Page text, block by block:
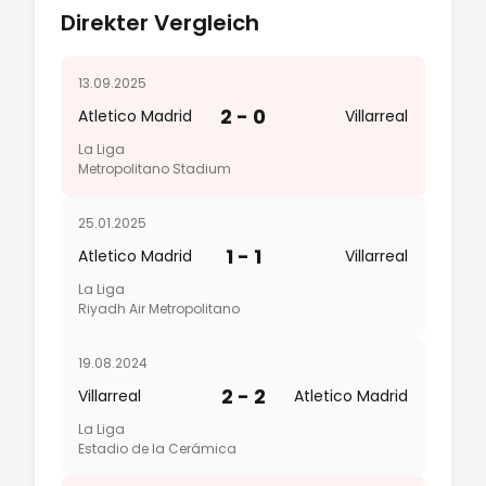
Direkter Vergleich
13.09.2025
Atletico Madrid 2 - 0 Villarreal
La Liga
Metropolitano Stadium
25.01.2025
Atletico Madrid 1 - 1 Villarreal
La Liga
Riyadh Air Metropolitano
19.08.2024
Villarreal 2 - 2 Atletico Madrid
La Liga
Estadio de la Cerámica